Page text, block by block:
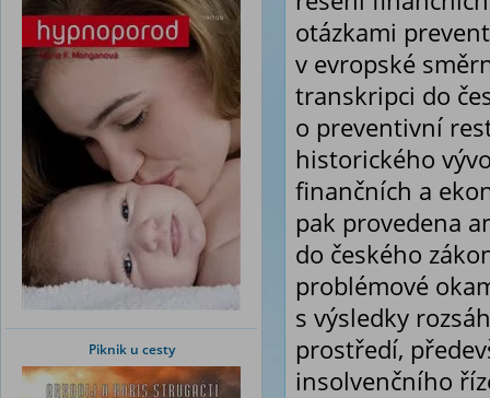
Piknik u cesty
otázkami
v evropské
transkripci do
o preventivní
historického
finančních a
pak provedena
do českého
problémové
s výsledky
prostředí,
insolvenčního